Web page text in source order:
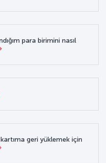
para birimini nasıl
geri yüklemek için